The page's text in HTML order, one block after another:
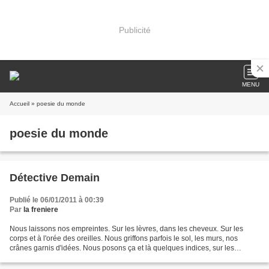
Publicité
MENU
Accueil » poesie du monde
poesie du monde
Détective Demain
Publié le 06/01/2011 à 00:39
Par la freniere
Nous laissons nos empreintes. Sur les lèvres, dans les cheveux. Sur les
corps et à l'orée des oreilles. Nous griffons parfois le sol, les murs, nos
crânes garnis d'idées. Nous posons ça et là quelques indices, sur les